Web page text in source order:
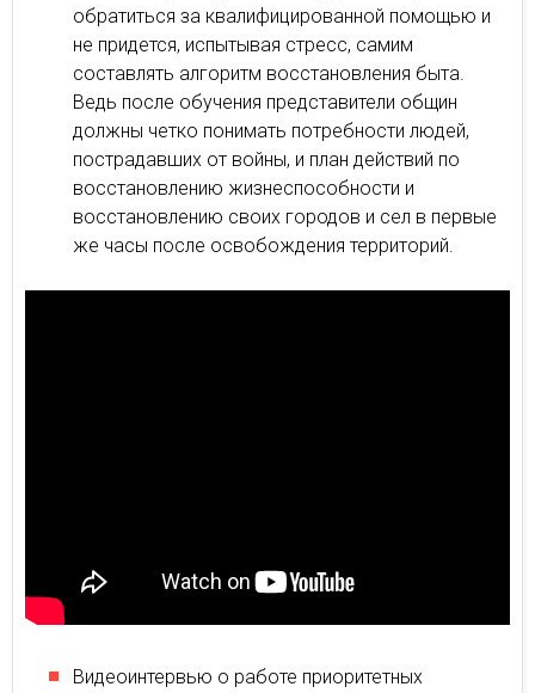
обратиться за квалифицированной помощью и
не придется, испытывая стресс, самим
составлять алгоритм восстановления быта.
Ведь после обучения представители общин
должны четко понимать потребности людей,
пострадавших от войны, и план действий по
восстановлению жизнеспособности и
восстановлению своих городов и сел в первые
же часы после освобождения территорий.
Видеоинтервью о работе приоритетных